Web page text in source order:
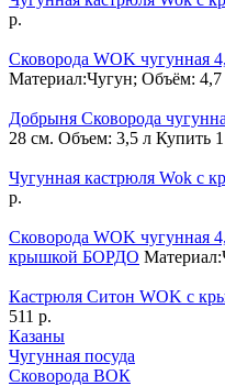
р.
Сковорода WOK чугунная
Материал:Чугун; Объём: 4,7
Добрыня Сковорода
28 см. Объем: 3,5 л Купить
Чугунная кастрюля Wok с
р.
Сковорода WOK чугунная
крышкой БОРДО
Кастрюля Ситон WOK с
511 р.
Казаны
Чугунная посуда
Сковорода ВОК